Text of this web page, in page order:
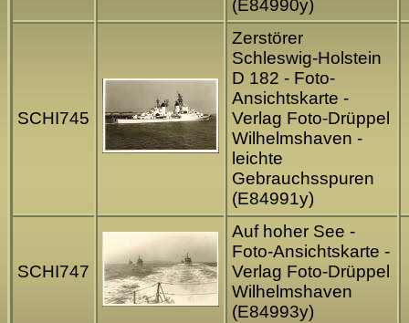
(E84990y)
SCHI745
Zerstörer
Schleswig-Holstein
D 182 - Foto-
Ansichtskarte -
Verlag Foto-Drüppel
Wilhelmshaven -
leichte
Gebrauchsspuren
(E84991y)
SCHI747
Auf hoher See -
Foto-Ansichtskarte -
Verlag Foto-Drüppel
Wilhelmshaven
(E84993y)